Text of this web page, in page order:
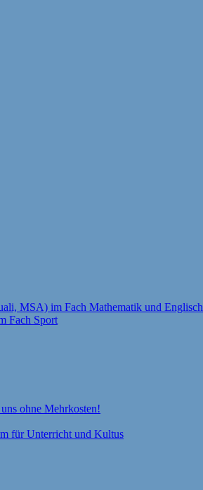
MSA) im Fach Mathematik und Englisch
Fach Sport
ohne Mehrkosten!
für Unterricht und Kultus